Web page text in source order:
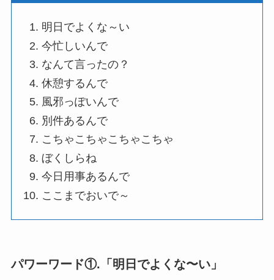
明日でよくな～い
今忙しいんで
なんて言ったの？
休憩するんで
風邪っぽいんで
別件あるんで
こちゃこちゃこちゃこちゃ
ぼくしらね
今日用事あるんで
ここまでおいで～
パワーワード①.「明日でよくな〜い」